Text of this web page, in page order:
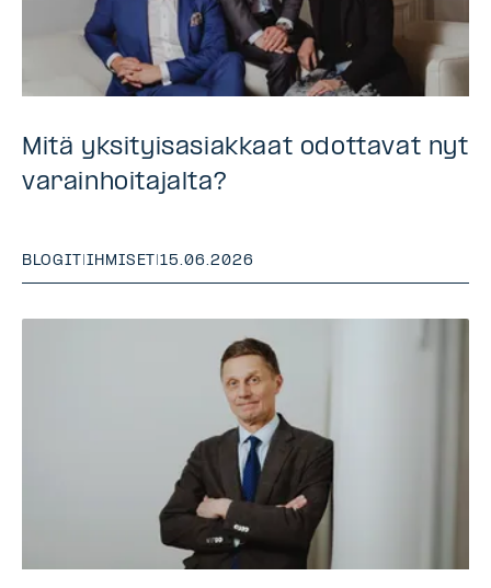
Mitä yksityisasiakkaat odottavat nyt
varainhoitajalta?
BLOGIT IHMISET |15.06.2026